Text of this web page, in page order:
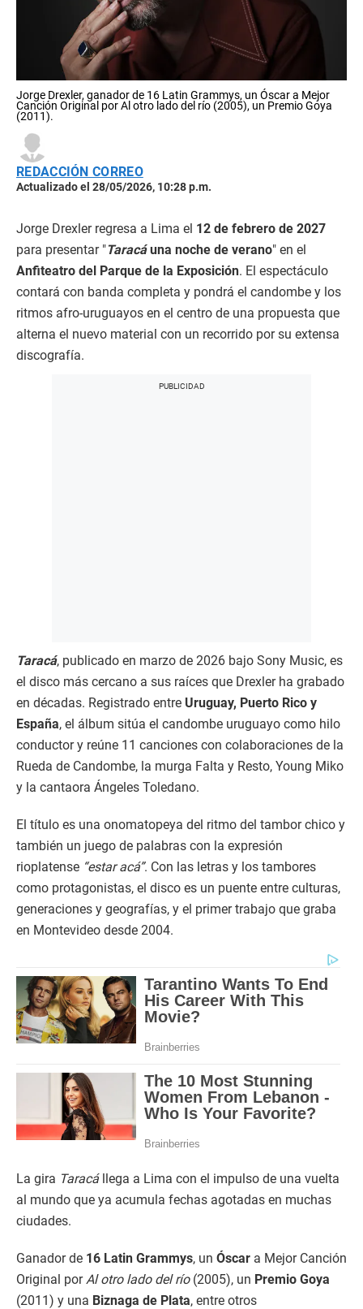
Jorge Drexler, ganador de 16 Latin Grammys, un Óscar a Mejor
Canción Original por Al otro lado del río (2005), un Premio Goya
(2011).
REDACCIÓN CORREO
Actualizado el 28/05/2026, 10:28 p.m.
Jorge Drexler regresa a Lima el 12 de febrero de 2027
para presentar "Taracáuna noche de verano" en el
Anfiteatro del Parque de la Exposición. El espectáculo
contará con banda completa y pondrá el candombe y los
ritmos afro-uruguayos en el centro de una propuesta que
alterna el nuevo material con un recorrido por su extensa
discografía.
Taracá, publicado en marzo de 2026 bajo Sony Music, es
el disco más cercano a sus raíces que Drexler ha grabado
en décadas. Registrado entre Uruguay, Puerto Rico y
España, el álbum sitúa el candombe uruguayo como hilo
conductor y reúne 11 canciones con colaboraciones de la
Rueda de Candombe, la murga Falta y Resto, Young Miko
y la cantaora Ángeles Toledano.
El título es una onomatopeya del ritmo del tambor chico y
también un juego de palabras con la expresión
rioplatense “estar acá”. Con las letras y los tambores
como protagonistas, el disco es un puente entre culturas,
generaciones y geografías, y el primer trabajo que graba
en Montevideo desde 2004.
La gira Taracállega a Lima con el impulso de una vuelta
al mundo que ya acumula fechas agotadas en muchas
ciudades.
Ganador de 16 Latin Grammys, un Óscar a Mejor Canción
Original porAl otro lado del río(2005), un Premio Goya
(2011) y una Biznaga de Plata, entre otros